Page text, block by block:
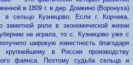
в 1809 г. в дер. Домкино (Воронуха)
в сельцо Кузнецово. Если г. Корчева,
заметной роли в экономической жизни
не играла, то с. Кузнецово уже с
широкую известность благодаря
в России производству
фаянса. Поэтому судьба сельца и